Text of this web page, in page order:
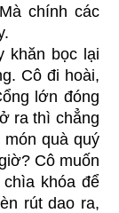
chính các
khăn bọc lại
Cô đi hoài,
lớn đóng
ra thì chẳng
quà quý
Cô muốn
khóa để
rút dao ra,